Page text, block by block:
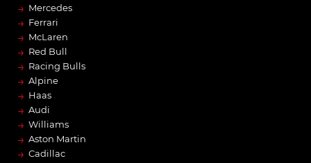
→ Mercedes
→ Ferrari
→ McLaren
→ Red Bull
→ Racing Bulls
→ Alpine
→ Haas
→ Audi
→ Williams
→ Aston Martin
→ Cadillac